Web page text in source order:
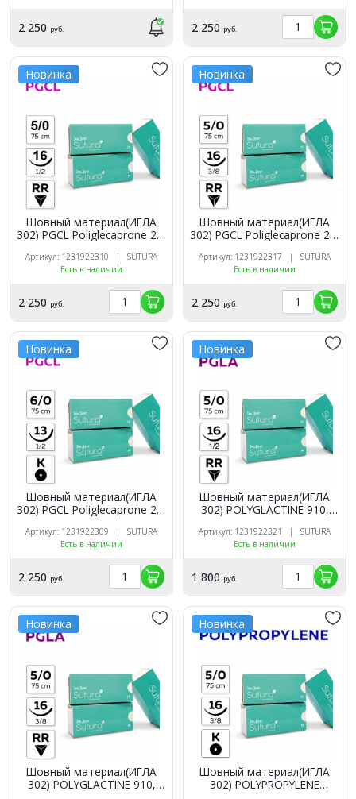
2 250 руб. 2 250 руб.
Новинка
Шовный материал(ИГЛА
302) PGCL Poliglecaprone 25,
обр-реж (12 шт.). SUTURA
Артикул: 1231922310 | SUTURA
Есть в наличии
2 250 руб.
Новинка
Шовный материал(ИГЛА
302) PGCL Poliglecaprone 25,
обр-реж (12 шт.). SUTURA
Артикул: 1231922317 | SUTURA
Есть в наличии
2 250 руб.
Новинка
Шовный материал(ИГЛА
302) PGCL Poliglecaprone 25,
кол. (12 шт.). SUTURA
Артикул: 1231922309 | SUTURA
Есть в наличии
2 250 руб.
Новинка
Шовный материал(ИГЛА
302) POLYGLACTINE 910,
обр-реж (12 шт.). SUTURA
Артикул: 1231922321 | SUTURA
Есть в наличии
1 800 руб.
Новинка
Шовный материал(ИГЛА
302) POLYGLACTINE 910,
Новинка
Шовный материал(ИГЛА
302) POLYPROPYLENE